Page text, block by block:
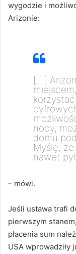
wygodzie i
Arizonie:
[…]
nocy,
domu
Myślę,
nawet
– mówi.
Jeśli ustawa trafi
pierwszym
płacenia sum
USA wprowadziły